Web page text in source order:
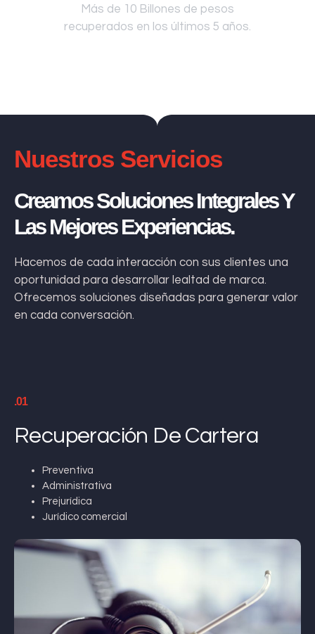
Más de 10 Billones de pesos
recuperados en los últimos 5 años.
Nuestros Servicios
Creamos Soluciones Integrales Y
Las Mejores Experiencias.
Hacemos de cada interacción con sus clientes una
oportunidad para desarrollar lealtad de marca.
Ofrecemos soluciones diseñadas para generar valor
en cada conversación.
.01
Recuperación De Cartera
Preventiva
Administrativa
Prejurídica
Jurídico comercial